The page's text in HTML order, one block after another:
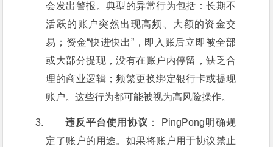
会发出警报。典型的异常行为包括：长期不
活跃的账户突然出现高频、大额的资金交
易；资金“快进快出”，即入账后立即被全部
或大部分提现，没有在账户内停留，缺乏合
理的商业逻辑；频繁更换绑定银行卡或提现
账户。这些行为都可能被视为高风险操作。
违反平台使用协议 ： PingPong明确规
定了账户的用途。如果将账户用于协议禁止